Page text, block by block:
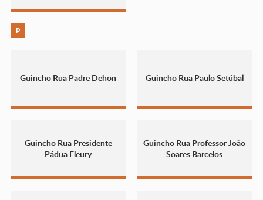
P
Guincho Rua Padre Dehon Guincho Rua Paulo Setúbal
Guincho Rua Presidente
Pádua Fleury
Guincho Rua Professor João
Soares Barcelos